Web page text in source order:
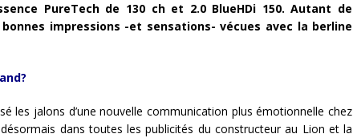
PureTech de 130 ch et 2.0 BlueHDi 150. Autant de
impressions -et sensations- vécues avec la berline
les jalons d’une nouvelle communication plus émotionnelle chez
dans toutes les publicités du constructeur au Lion et la